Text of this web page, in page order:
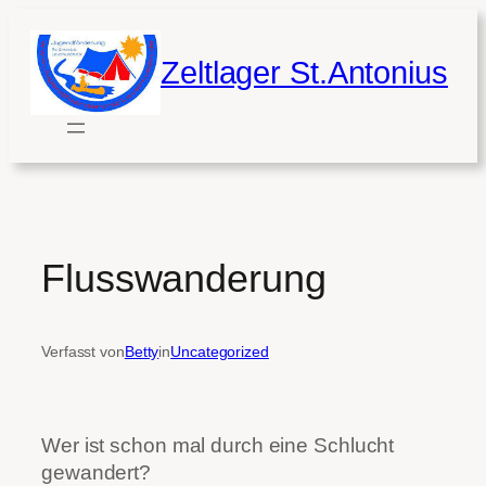
Inhalt
springen
Zeltlager St.Antonius
Flusswanderung
Verfasst vonBettyinUncategorized
Wer ist schon mal durch eine Schlucht
gewandert?